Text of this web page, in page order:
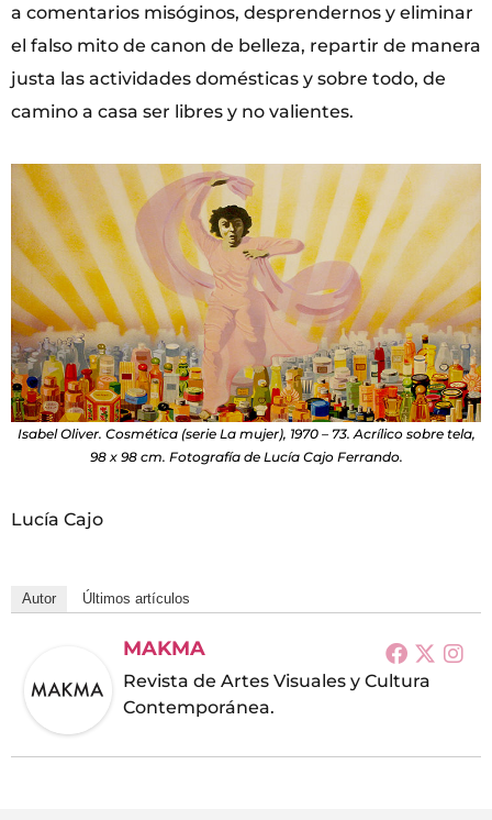
a comentarios misóginos, desprendernos y eliminar
el falso mito de canon de belleza, repartir de manera
justa las actividades domésticas y sobre todo, de
camino a casa ser libres y no valientes.
Isabel Oliver. Cosmética (serie La mujer), 1970 – 73. Acrílico sobre tela,
98 x 98 cm. Fotografía de Lucía Cajo Ferrando.
Lucía Cajo
Autor Últimos artículos
MAKMA
Revista de Artes Visuales y Cultura
Contemporánea.